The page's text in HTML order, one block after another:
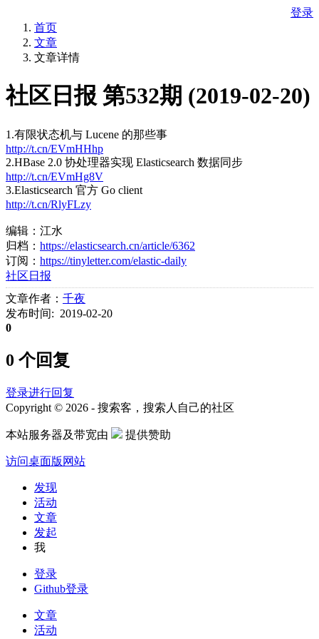
登录
首页
文章
文章详情
社区日报 第532期 (2019-02-20)
1.有限状态机与 Lucene 的那些事
http://t.cn/EVmHHhp
2.HBase 2.0 协处理器实现 Elasticsearch 数据同步
http://t.cn/EVmHg8V
3.Elasticsearch 官方 Go client
http://t.cn/RlyFLzy
编辑：江水
归档： https://elasticsearch.cn/article/6362
订阅： https://tinyletter.com/elastic-daily
社区日报
文章作者： 千夜
发布时间: 2019-02-20
0
0 个回复
登录进行回复
Copyright © 2026 - 搜索客，搜索人自己的社区
本站服务器及带宽由 提供赞助
访问桌面版网站
发现
活动
文章
发起
我
登录
Github登录
文章
活动